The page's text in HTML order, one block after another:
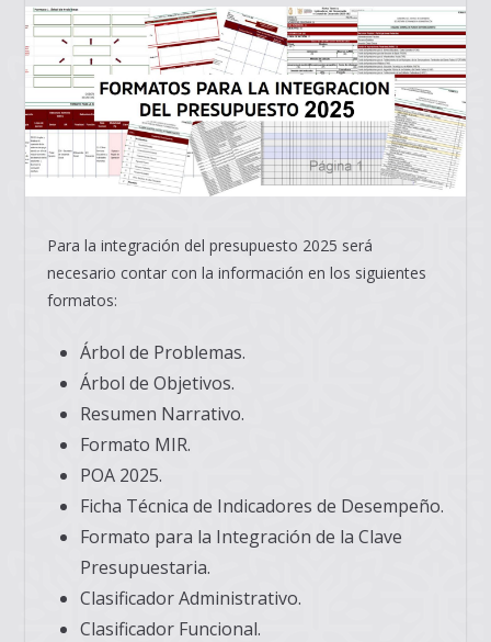
Para la integración del presupuesto 2025 será
necesario contar con la información en los siguientes
formatos:
Árbol de Problemas.
Árbol de Objetivos.
Resumen Narrativo.
Formato MIR.
POA 2025.
Ficha Técnica de Indicadores de Desempeño.
Formato para la Integración de la Clave
Presupuestaria.
Clasificador Administrativo.
Clasificador Funcional.